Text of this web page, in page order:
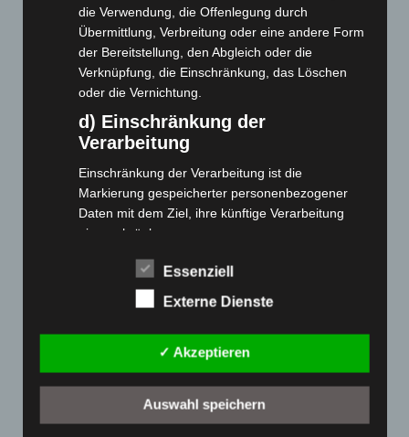
Webseite
Cashback-Aktion
Händler werden
Home
Gemeinsam spenden
Kontakt
Reklamation einreichen
Produktpalette
Elektro-Klappräder
Elektro-Lastendreiräder
die Verwendung, die Offenlegung durch
Übermittlung, Verbreitung oder eine andere Form
der Bereitstellung, den Abgleich oder die
Verknüpfung, die Einschränkung, das Löschen
oder die Vernichtung.
d) Einschränkung der
Verarbeitung
Einschränkung der Verarbeitung ist die
Markierung gespeicherter personenbezogener
Daten mit dem Ziel, ihre künftige Verarbeitung
einzuschränken.
e) Profiling
Profiling ist jede Art der automatisierten
Verarbeitung personenbezogener Daten, die darin
besteht, dass diese personenbezogenen Daten
verwendet werden, um bestimmte persönliche
Aspekte, die sich auf eine natürliche Person
Aspekte bezüglich Arbeitsleistung, wirtschaftlicher
Essenziell
Externe Dienste
✓ Akzeptieren
Auswahl speichern